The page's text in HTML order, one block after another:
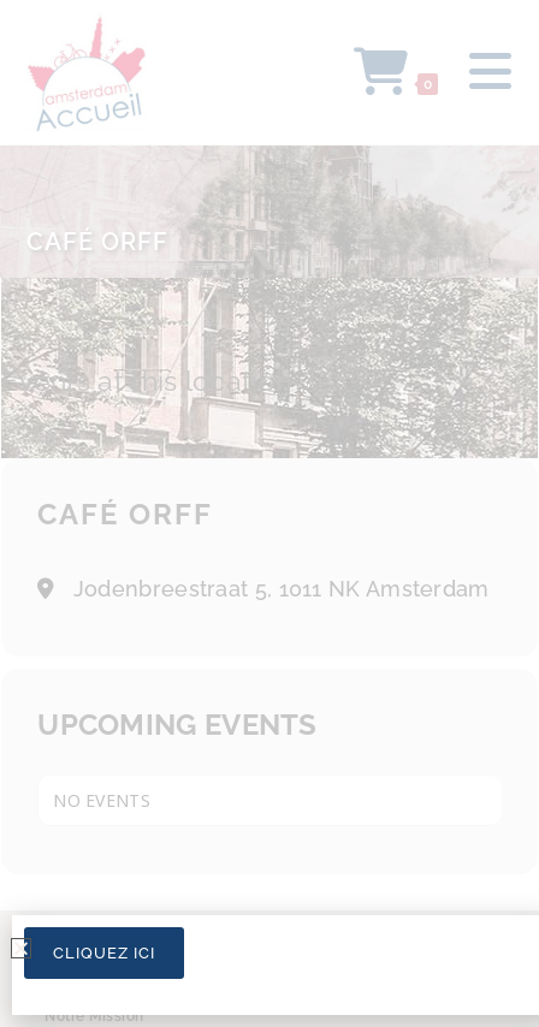
0
CAFÉ ORFF
Events at this location
CAFÉ ORFF
Jodenbreestraat 5, 1011 NK Amsterdam
UPCOMING EVENTS
NO EVENTS
Notre Mission
CLIQUEZ ICI